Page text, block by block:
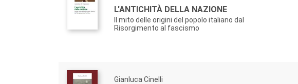
L'ANTICHITÀ DELLA NAZIONE
Il mito delle origini del popolo italiano dal
Risorgimento al fascismo
Gianluca Cinelli